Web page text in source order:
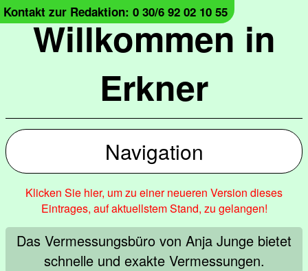
Willkommen in
Erkner
Kontakt zur Redaktion: 0 30/6 92 02 10 55
Navigation
Klicken Sie hier, um zu einer neueren Version dieses
Eintrages, auf aktuellstem Stand, zu gelangen!
Das Vermessungsbüro von Anja Junge bietet
schnelle und exakte Vermessungen.